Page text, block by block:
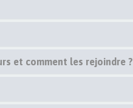
et comment les rejoindre ?